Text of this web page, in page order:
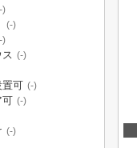
)
(-)
)
(-)
置可 (-)
可 (-)
(-)